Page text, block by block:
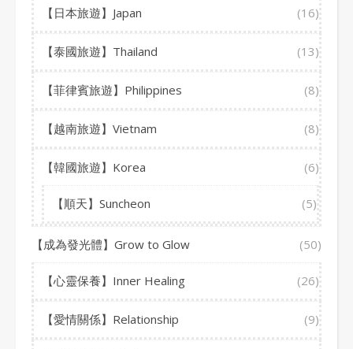
【日本旅遊】Japan (16)
【泰國旅遊】Thailand (13)
【菲律賓旅遊】Philippines (8)
【越南旅遊】Vietnam (8)
【韓國旅遊】Korea (6)
【順天】Suncheon (5)
【成為發光體】Grow to Glow (50)
【心靈保養】Inner Healing (26)
【愛情關係】Relationship (9)